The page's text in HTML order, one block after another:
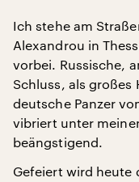
Ich stehe am
Alexandrou in
vorbei. Russische,
Schluss, als
deutsche Panzer
vibriert unter
beängstigend.
Gefeiert wird heute